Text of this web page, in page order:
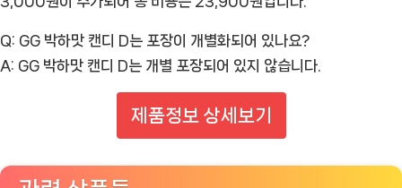
Q: GG 박하맛 캔디 D는 포장이 개별화되어 있나요?
A: GG 박하맛 캔디 D는 개별 포장되어 있지 않습니다.
제품정보 상세보기